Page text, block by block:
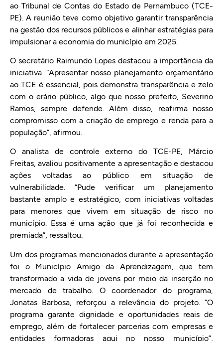
ao Tribunal de Contas do Estado de Pernambuco (TCE-
PE). A reunião teve como objetivo garantir transparência
na gestão dos recursos públicos e alinhar estratégias para
impulsionar a economia do município em 2025.
O secretário Raimundo Lopes destacou a importância da
iniciativa. “Apresentar nosso planejamento orçamentário
ao TCE é essencial, pois demonstra transparência e zelo
com o erário público, algo que nosso prefeito, Severino
Ramos, sempre defende. Além disso, reafirma nosso
compromisso com a criação de emprego e renda para a
população”, afirmou.
O analista de controle externo do TCE-PE, Márcio
Freitas, avaliou positivamente a apresentação e destacou
ações voltadas ao público em situação de
vulnerabilidade. “Pude verificar um planejamento
bastante amplo e estratégico, com iniciativas voltadas
para menores que vivem em situação de risco no
município. Essa é uma ação que já foi reconhecida e
premiada”, ressaltou.
Um dos programas mencionados durante a apresentação
foi o Município Amigo da Aprendizagem, que tem
transformado a vida de jovens por meio da inserção no
mercado de trabalho. O coordenador do programa,
Jonatas Barbosa, reforçou a relevância do projeto. “O
programa garante dignidade e oportunidades reais de
emprego, além de fortalecer parcerias com empresas e
entidades formadoras aqui no nosso município”,